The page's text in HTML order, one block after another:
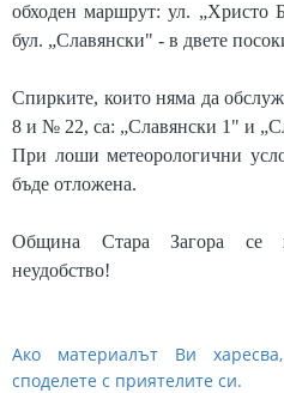
обходен маршрут: ул.
бул. „Славянски" - в двете
Спирките, които няма да
8 и № 22, са: „Славянски 1" и
При лоши метеорологични
бъде отложена.
Община Стара Загора се
неудобство!
Ако материалът Ви
споделете с приятелите си.